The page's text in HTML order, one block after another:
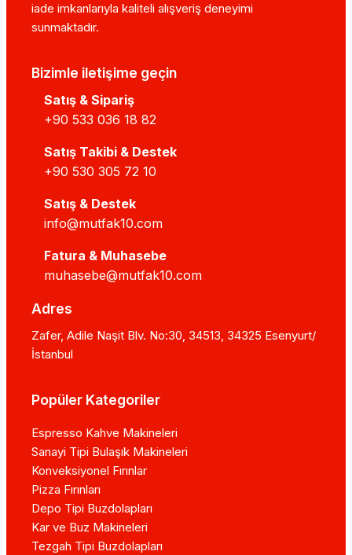
iade imkanlarıyla kaliteli alışveriş deneyimi
sunmaktadır.
Bizimle iletişime geçin
Satış & Sipariş
+90 533 036 18 82
Satış Takibi & Destek
+90 530 305 72 10
Satış & Destek
info@mutfak10.com
Fatura & Muhasebe
muhasebe@mutfak10.com
Adres
Zafer, Adile Naşit Blv. No:30, 34513, 34325 Esenyurt/
İstanbul
Popüler Kategoriler
Espresso Kahve Makineleri
Sanayi Tipi Bulaşık Makineleri
Konveksiyonel Fırınlar
Pizza Fırınları
Depo Tipi Buzdolapları
Kar ve Buz Makineleri
Tezgah Tipi Buzdolapları